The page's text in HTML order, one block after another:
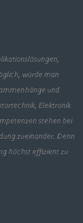
würde man
und
Elektronik
stehen bei
zueinander. Denn
höchst effizient zu